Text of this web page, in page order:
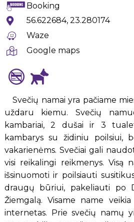
Booking
56.622684, 23.280174
Waze
Google maps
Svečių namai yra pačiame
uždaru kiemu. Svečių
kambariai, 2 dušai ir 3
kambarys su židiniu poilsiui,
vakarienėms. Svečiai gali
visi reikalingi reikmenys. Visą
išsinuomoti ir poilsiauti
draugų būriui, pakeliauti po
Žiemgalą. Visame name
internetas. Prie svečių namų